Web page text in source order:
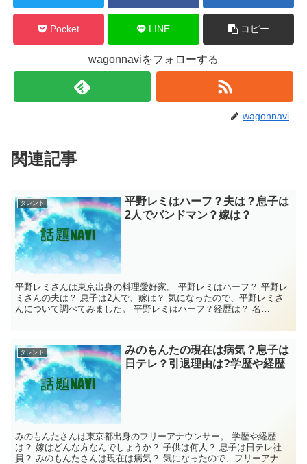
Pocket LINE コピー
wagonnaviをフォローする
wagonnavi
関連記事
タレント
平野レミはハーフ？夫は？息子は
2人でバンドマン？嫁は？
平野レミさんは東京出身の料理愛好家。 平野レミはハーフ？ 平野レ
ミさんの夫は？ 息子は2人で、嫁は？ 気になったので、平野レミさ
んについて調べてみました。 平野レミはハーフ？経歴は？ 名
タレント
みのもんたの現在は病気？息子は
日テレ？引退理由は?学歴や経歴
みのもんたさんは東京都出身のフリーアナウンサー。 学歴や経歴
は？ 嫁はどんな方なんでしょうか？ 子供は何人？ 息子は日テレ社
員？ みのもんたさんは現在は病気？ 気になったので、フリーアナウ